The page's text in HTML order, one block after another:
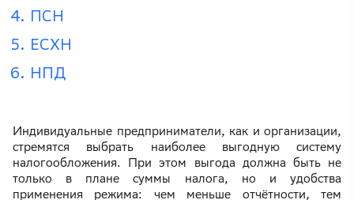
ПСН
ЕСХН
НПД
Индивидуальные предприниматели, как и организации,
стремятся выбрать наиболее выгодную систему
налогообложения. При этом выгода должна быть не
только в плане суммы налога, но и удобства
применения режима: чем меньше отчётности, тем